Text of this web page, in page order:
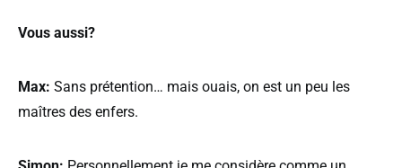
Vous aussi?
Max: Sans prétention… mais ouais, on est un peu les
maîtres des enfers.